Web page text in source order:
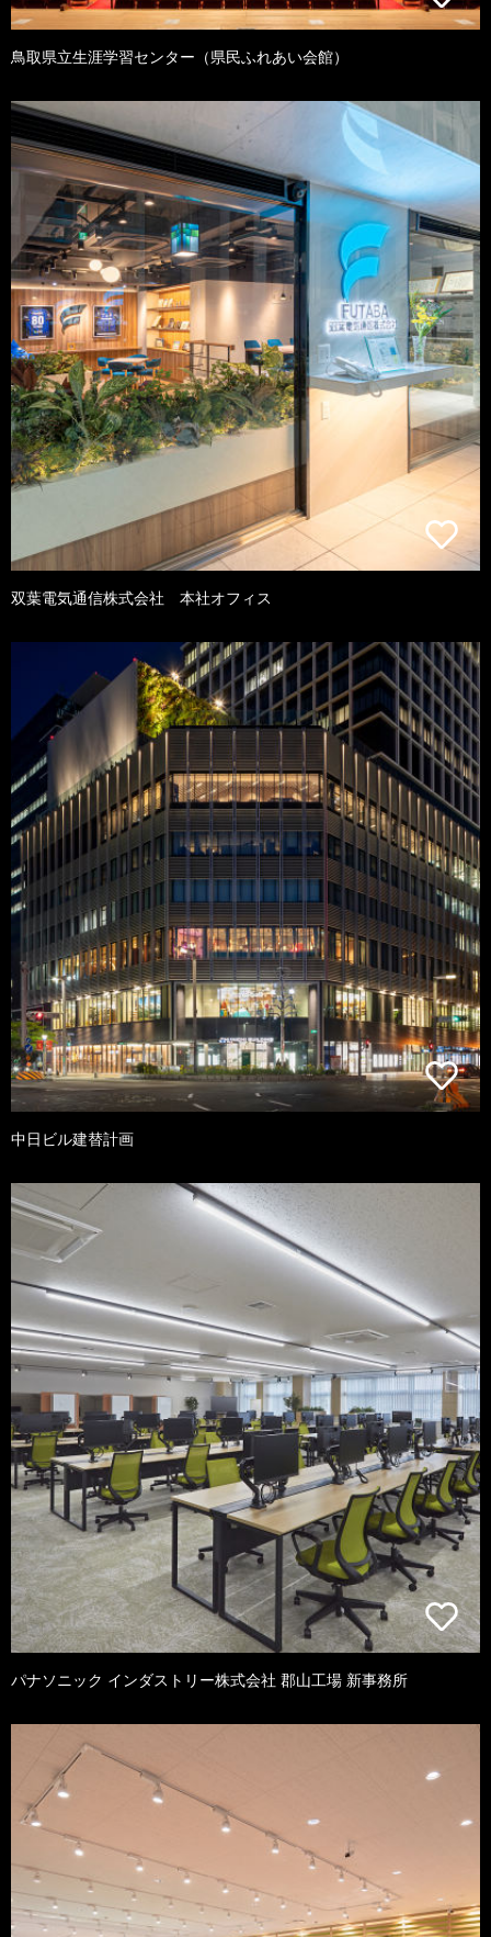
鳥取県立生涯学習センター（県民ふれあい会館）
双葉電気通信株式会社 本社オフィス
中日ビル建替計画
パナソニック インダストリー株式会社 郡山工場 新事務所